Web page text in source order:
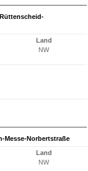
Land
NW
Messe-Norbertstraße
Land
NW